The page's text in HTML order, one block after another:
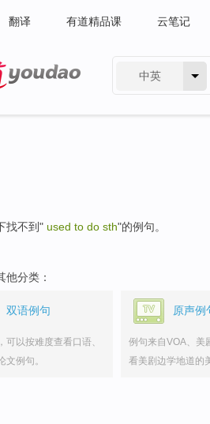
翻译 有道精品课 云笔记
中英
找不到" used to do sth"的例句。
他分类：
双语例句
可以按难度查看口语、
文例句。
原声例
例句来自VOA、美
看美剧边学地道的